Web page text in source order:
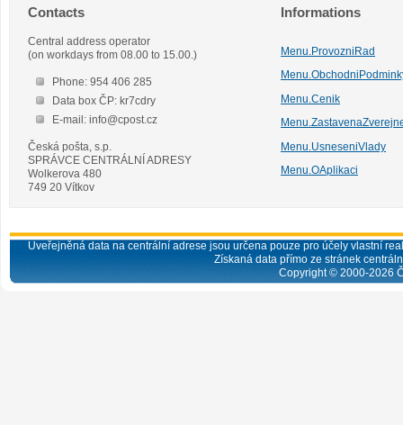
Contacts
Central address operator
(on workdays from 08.00 to 15.00.)
Phone: 954 406 285
Data box ČP: kr7cdry
E-mail: info@cpost.cz
Česká pošta, s.p.
SPRÁVCE CENTRÁLNÍ ADRESY
Wolkerova 480
749 20 Vítkov
Informations
Menu.ProvozniRad
Menu.Cenik
Menu.UsneseniVlady
Menu.OAplikaci
Uveřejněná data na centrální adrese jsou určena pouze pro účely vlastní
Získaná data přímo ze stránek
Copyright © 2000-2026